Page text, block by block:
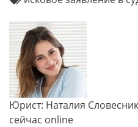
Юрист: Наталия
сейчас online